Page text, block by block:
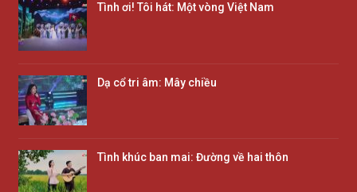
Tình ơi! Tôi hát: Một vòng Việt Nam
Dạ cổ tri âm: Mây chiều
Tình khúc ban mai: Đường về hai thôn